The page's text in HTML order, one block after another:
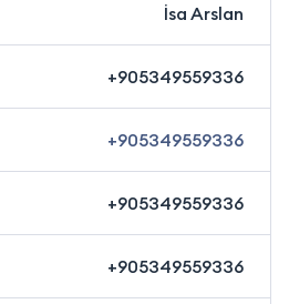
İsa Arslan
+905349559336
+905349559336
+905349559336
+905349559336